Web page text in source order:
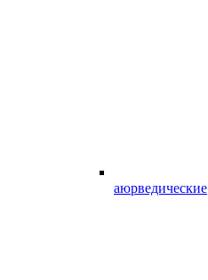
аюрведические